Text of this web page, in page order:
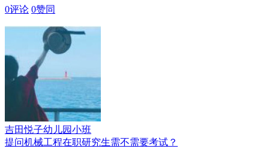
0评论 0赞同
吉田悦子幼儿园小班
提问机械工程在职研究生需不需要考试？